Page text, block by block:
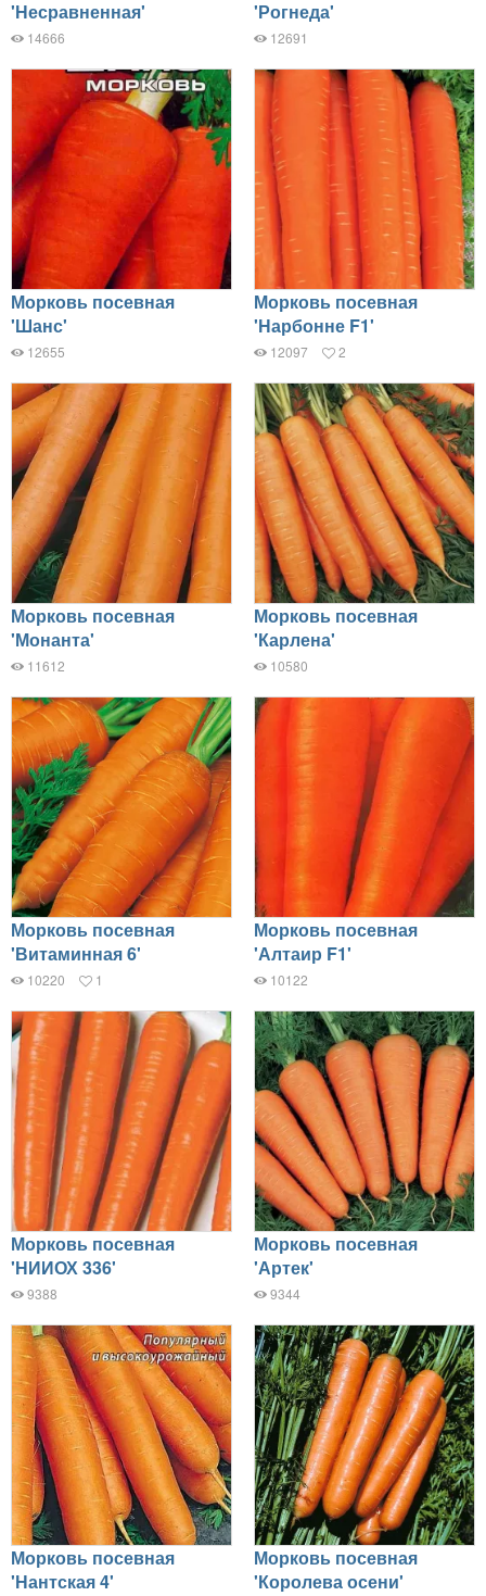
'Несравненная'
14666
'Рогнеда'
12691
Морковь посевная
'Шанс'
12655
Морковь посевная
'Нарбонне F1'
12097 2
Морковь посевная
'Монанта'
11612
Морковь посевная
'Карлена'
10580
Морковь посевная
'Витаминная 6'
10220 1
Морковь посевная
'Алтаир F1'
10122
Морковь посевная
'НИИОХ 336'
9388
Морковь посевная
'Артек'
9344
Морковь посевная
'Нантская 4'
Морковь посевная
'Королева осени'